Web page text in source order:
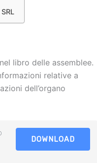
libro delle assemblee.
relative a
dell’organo
DOWNLOAD